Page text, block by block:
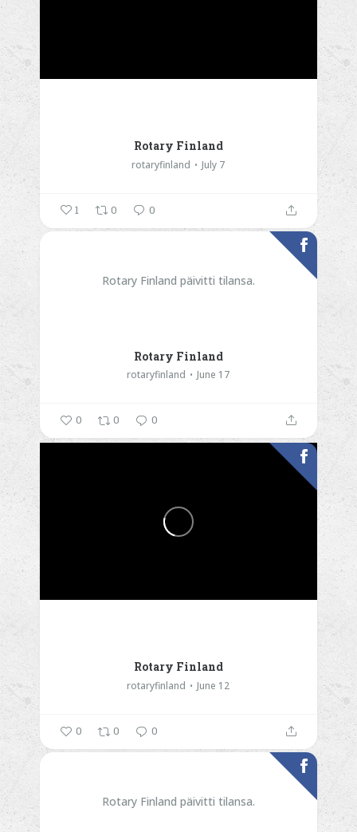
Rotary Finland
rotaryfinland July 7
1 0 0
Rotary Finland päivitti tilansa.
Rotary Finland
rotaryfinland June 17
0 0 0
Rotary Finland
rotaryfinland June 12
0 0 0
Rotary Finland päivitti tilansa.